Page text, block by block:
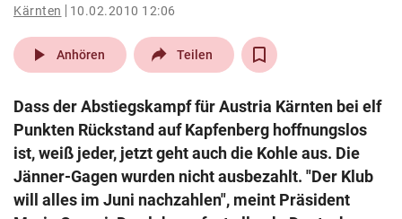
pin_drop
Wien arrow_right
search
Suchbegriff
eingeben
Kärnten 10.02.2010 12:06
play_arrow Anhören Teilen
Dass der Abstiegskampf für Austria Kärnten bei elf
Punkten Rückstand auf Kapfenberg hoffnungslos
ist, weiß jeder, jetzt geht auch die Kohle aus. Die
Jänner-Gagen wurden nicht ausbezahlt. "Der Klub
will alles im Juni nachzahlen", meint Präsident